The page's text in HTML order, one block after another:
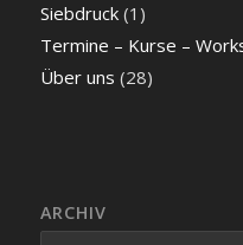
Siebdruck(1)
Termine – Kurse –
Über uns (28)
ARCHIV